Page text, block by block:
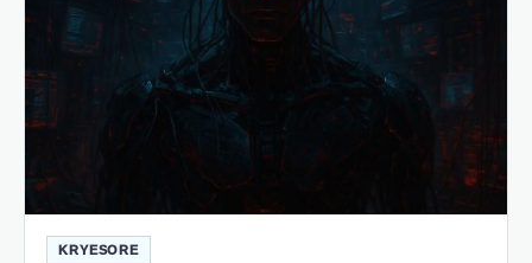
KRYESORE